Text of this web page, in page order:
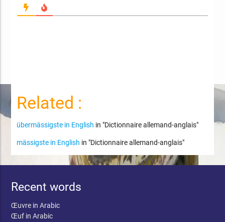
Related :
übermässigste in English in "Dictionnaire allemand-anglais"
mässigste in English in "Dictionnaire allemand-anglais"
Recent words
Œuvre in Arabic
Œuf in Arabic